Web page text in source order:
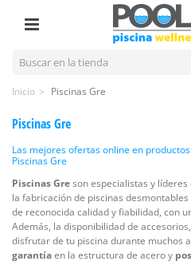
Inicio > Piscinas Gre
Piscinas Gre
Las mejores ofertas online en productos
Piscinas Gre
Piscinas Greson especialistas y líderes
la fabricación de piscinas
de reconocida calidad y fiabilidad, con
Además, la disponibilidad de
disfrutar de tu piscina durante muchos
garantíaen la estructura de acero y